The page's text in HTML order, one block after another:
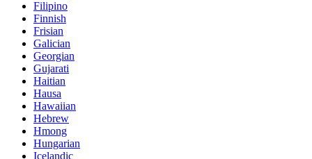
Filipino
Finnish
Frisian
Galician
Georgian
Gujarati
Haitian
Hausa
Hawaiian
Hebrew
Hmong
Hungarian
Icelandic